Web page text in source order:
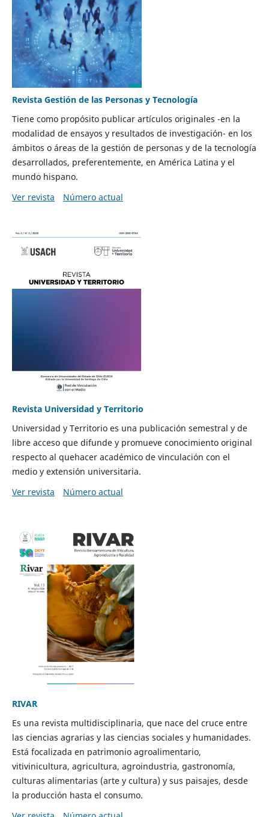
Revista Gestión de las Personas y Tecnología
Tiene como propósito publicar artículos originales -en la
modalidad de ensayos y resultados de investigación- en los
ámbitos o áreas de la gestión de personas y de la tecnología
desarrollados, preferentemente, en América Latina y el
mundo hispano.
Ver revista
Número actual
Revista Universidad y Territorio
Universidad y Territorio es una publicación semestral y de
libre acceso que difunde y promueve conocimiento original
respecto al quehacer académico de vinculación con el
medio y extensión universitaria.
Ver revista
Número actual
RIVAR
Es una revista multidisciplinaria, que nace del cruce entre
las ciencias agrarias y las ciencias sociales y humanidades.
Está focalizada en patrimonio agroalimentario,
vitivinicultura, agricultura, agroindustria, gastronomía,
culturas alimentarias (arte y cultura) y sus paisajes, desde
la producción hasta el consumo.